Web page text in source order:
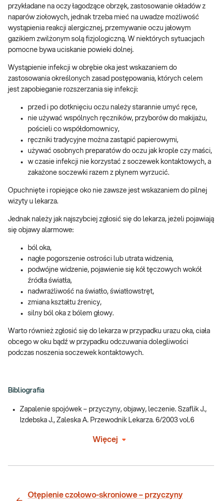
przykładane na oczy łagodzące obrzęk, zastosowanie okładów z
naparów ziołowych, jednak trzeba mieć na uwadze możliwość
wystąpienia reakcji alergicznej, przemywanie oczu jałowym
gazikiem zwilżonym solą fizjologiczną. W niektórych sytuacjach
pomocne bywa uciskanie powieki dolnej.
Wystąpienie infekcji w obrębie oka jest wskazaniem do
zastosowania określonych zasad postępowania, których celem
jest zapobieganie rozszerzania się infekcji:
przed i po dotknięciu oczu należy starannie umyć ręce,
nie używać wspólnych ręczników, przyborów do makijażu,
pościeli co współdomownicy,
ręczniki tradycyjne można zastąpić papierowymi,
używać osobnych preparatów do oczu jak krople czy maści,
w czasie infekcji nie korzystać z soczewek kontaktowych, a
zakażone soczewki razem z płynem wyrzucić.
Opuchnięte i ropiejące oko nie zawsze jest wskazaniem do pilnej
wizyty u lekarza.
Jednak należy jak najszybciej zgłosić się do lekarza, jeżeli pojawiają
się objawy alarmowe:
ból oka,
nagłe pogorszenie ostrości lub utrata widzenia,
podwójne widzenie, pojawienie się kół tęczowych wokół
źródła światła,
nadwrażliwość na światło, światłowstręt,
zmiana kształtu źrenicy,
silny ból oka z bólem głowy.
Warto również zgłosić się do lekarza w przypadku urazu oka, ciała
obcego w oku bądź w przypadku odczuwania dolegliwości
podczas noszenia soczewek kontaktowych.
Bibliografia
Zapalenie spojówek – przyczyny, objawy, leczenie. Szaflik J.,
Izdebska J., Zaleska A. Przewodnik Lekarza. 6/2003 vol.6
Więcej
Otępienie czołowo-skroniowe – przyczyny